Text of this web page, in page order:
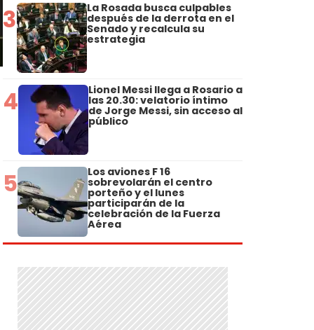
3 La Rosada busca culpables
después de la derrota en el
Senado y recalcula su
estrategia
4 Lionel Messi llega a Rosario a
las 20.30: velatorio íntimo
de Jorge Messi, sin acceso al
público
5 Los aviones F 16
sobrevolarán el centro
porteño y el lunes
participarán de la
celebración de la Fuerza
Aérea